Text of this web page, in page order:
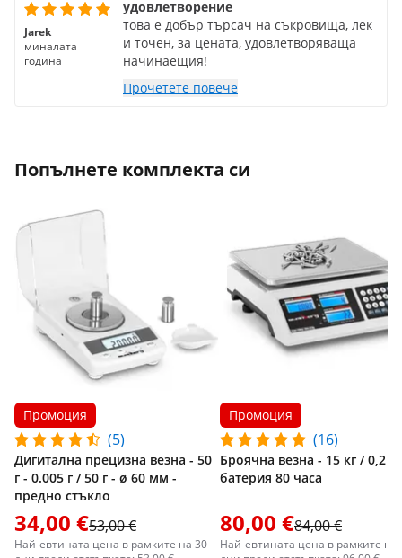
Jarek
миналата
година
удовлетворение
това е добър търсач на съкровища, лек
и точен, за цената, удовлетворяваща
начинаещия!
Прочетете повече
Попълнете комплекта си
Промоция
(5)
Дигитална прецизна везна - 50
г - 0.005 г / 50 г - ø 60 мм -
предно стъкло
34,00 €53,00 €
Най-евтината цена в рамките на 30
Промоция
(16)
Броячна везна - 15 кг / 0,2 г -
батерия 80 часа
80,00 €84,00 €
Най-евтината цена в рамките на